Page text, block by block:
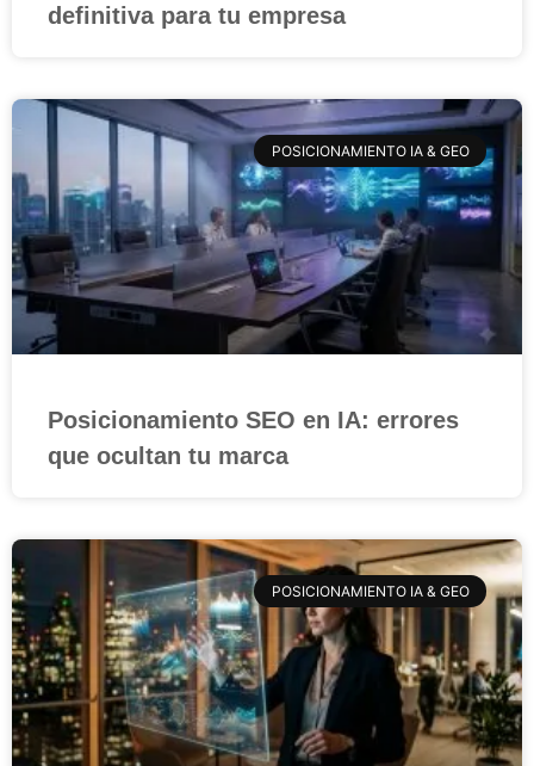
definitiva para tu empresa
POSICIONAMIENTO IA & GEO
Posicionamiento SEO en IA: errores
que ocultan tu marca
POSICIONAMIENTO IA & GEO